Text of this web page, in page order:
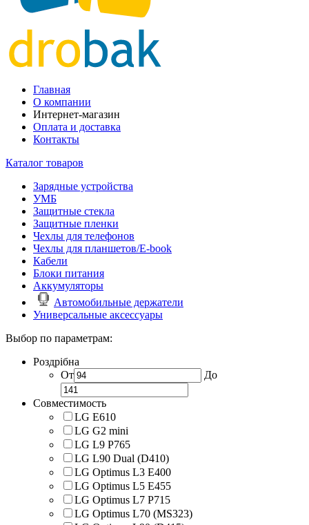
Главная
О компании
Интернет-магазин
Оплата и доставка
Контакты
Каталог товаров
Зарядные устройства
УМБ
Защитные стекла
Защитные пленки
Чехлы для телефонов
Чехлы для планшетов/E-book
Кабели
Блоки питания
Аккумуляторы
Автомобильные держатели
Универсальные аксессуары
Выбор по параметрам:
Роздрібна
От
До
Совместимость
LG E610
LG G2 mini
LG L9 P765
LG L90 Dual (D410)
LG Optimus L3 E400
LG Optimus L5 E455
LG Optimus L7 P715
LG Optimus L70 (MS323)